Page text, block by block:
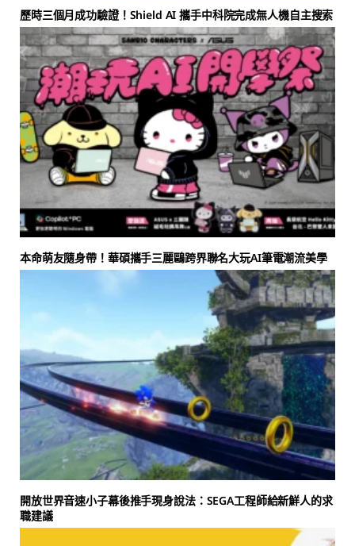
歷時三個月成功驗證！Shield AI 攜手中科院完成無人機自主搜索
本命萌友隨身帶！華碩攜手三麗鷗跨界聯名大玩AI筆電潮流美學
開放世界音速小子幕後推手現身說法：SEGA工程師給新鮮人的求
職建議